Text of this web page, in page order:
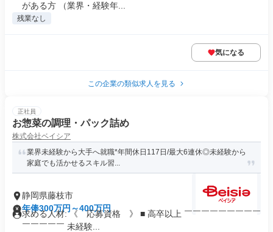
がある方 （業界・経験年...
残業なし
気になる
この企業の類似求人を見る
正社員
お惣菜の調理・パック詰め
株式会社ベイシア
業界未経験から大手へ就職*年間休日117日/最大6連休◎未経験から
家庭でも活かせるスキル習...
静岡県藤枝市
年俸300万円～400万円
求める人材: 《 応募資格 》 ■ 高卒以上 ￣￣￣￣￣￣￣￣￣
￣￣￣￣￣ 未経験...